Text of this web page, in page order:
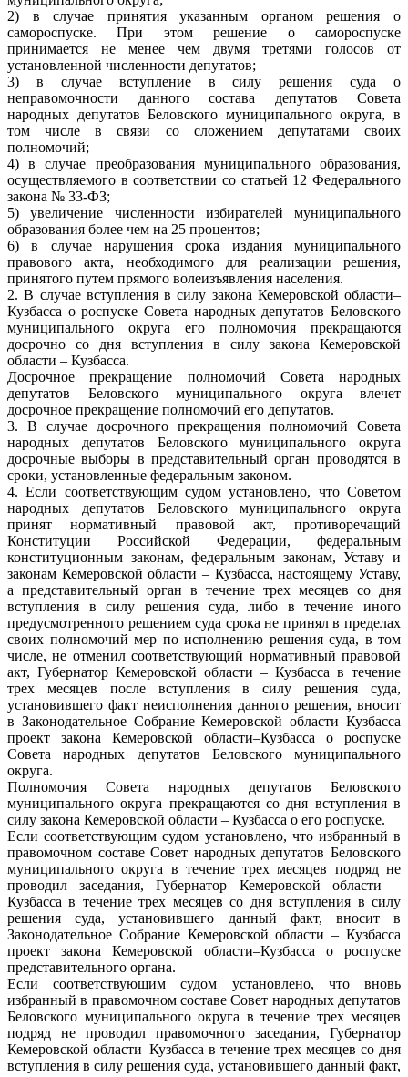
2) в случае принятия указанным органом решения о
самороспуске. При этом решение о самороспуске
принимается не менее чем двумя третями голосов от
установленной численности депутатов;
3) в случае вступление в силу решения суда о
неправомочности данного состава депутатов Совета
народных депутатов Беловского муниципального округа, в
том числе в связи со сложением депутатами своих
полномочий;
4) в случае преобразования муниципального образования,
осуществляемого в соответствии со статьей 12 Федерального
закона № 33-ФЗ;
5) увеличение численности избирателей муниципального
образования более чем на 25 процентов;
6) в случае нарушения срока издания муниципального
правового акта, необходимого для реализации решения,
принятого путем прямого волеизъявления населения.
2. В случае вступления в силу закона Кемеровской области–
Кузбасса о роспуске Совета народных депутатов Беловского
муниципального округа его полномочия прекращаются
досрочно со дня вступления в силу закона Кемеровской
области – Кузбасса.
Досрочное прекращение полномочий Совета народных
депутатов Беловского муниципального округа влечет
досрочное прекращение полномочий его депутатов.
3. В случае досрочного прекращения полномочий Совета
народных депутатов Беловского муниципального округа
досрочные выборы в представительный орган проводятся в
сроки, установленные федеральным законом.
4. Если соответствующим судом установлено, что Советом
народных депутатов Беловского муниципального округа
принят нормативный правовой акт, противоречащий
Конституции Российской Федерации, федеральным
конституционным законам, федеральным законам, Уставу и
законам Кемеровской области – Кузбасса, настоящему Уставу,
а представительный орган в течение трех месяцев со дня
вступления в силу решения суда, либо в течение иного
предусмотренного решением суда срока не принял в пределах
своих полномочий мер по исполнению решения суда, в том
числе, не отменил соответствующий нормативный правовой
акт, Губернатор Кемеровской области – Кузбасса в течение
трех месяцев после вступления в силу решения суда,
установившего факт неисполнения данного решения, вносит
в Законодательное Собрание Кемеровской области–Кузбасса
проект закона Кемеровской области–Кузбасса о роспуске
Совета народных депутатов Беловского муниципального
округа.
Полномочия Совета народных депутатов Беловского
муниципального округа прекращаются со дня вступления в
силу закона Кемеровской области – Кузбасса о его роспуске.
Если соответствующим судом установлено, что избранный в
правомочном составе Совет народных депутатов Беловского
муниципального округа в течение трех месяцев подряд не
проводил заседания, Губернатор Кемеровской области –
Кузбасса в течение трех месяцев со дня вступления в силу
решения суда, установившего данный факт, вносит в
Законодательное Собрание Кемеровской области – Кузбасса
проект закона Кемеровской области–Кузбасса о роспуске
представительного органа.
Если соответствующим судом установлено, что вновь
избранный в правомочном составе Совет народных депутатов
Беловского муниципального округа в течение трех месяцев
подряд не проводил правомочного заседания, Губернатор
Кемеровской области–Кузбасса в течение трех месяцев со дня
вступления в силу решения суда, установившего данный факт,